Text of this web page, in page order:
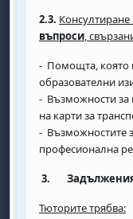
2.3. Консултиране
въпроси,
- Помощта, която
образователни
- Възможности за
на карти за
- Възможностите
професионална
3.
Тюторите трябва: